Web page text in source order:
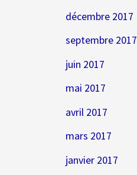
décembre 2017
septembre 2017
juin 2017
mai 2017
avril 2017
mars 2017
janvier 2017